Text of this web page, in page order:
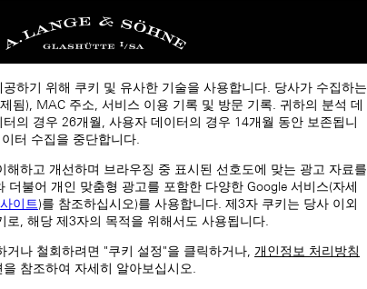
하기 위해 쿠키 및 유사한 기술을 사용합니다. 당사가 수집하는
됨), MAC 주소, 서비스 이용 기록 및 방문 기록. 귀하의 분석 데
의 경우 26개월, 사용자 데이터의 경우 14개월 동안 보존됩니
터 수집을 중단합니다.
해하고 개선하며 브라우징 중 표시된 선호도에 맞는 광고 자료를
불어 개인 맞춤형 광고를 포함한 다양한 Google 서비스(자세
이트)를 참조하십시오)를 사용합니다. 제3자 쿠키는 당사 이외
, 해당 제3자의 목적을 위해서도 사용됩니다.
나 철회하려면 "쿠키 설정"을 클릭하거나, 개인정보 처리방침
참조하여 자세히 알아보십시오.